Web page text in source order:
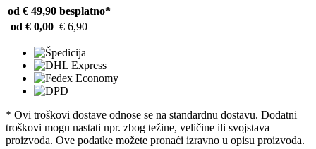
od € 49,90 besplatno*
od € 0,00 € 6,90
* Ovi troškovi dostave odnose se na standardnu ​​dostavu. Dodatni
troškovi mogu nastati npr. zbog težine, veličine ili svojstava
proizvoda. Ove podatke možete pronaći izravno u opisu proizvoda.